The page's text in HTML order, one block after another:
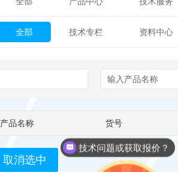
Echelon Biosciences Verichem
Affinity Biologicals Kingfisher
Berry & Associates
LGC Maine Standards Biolife
配送方式 售后服务 技术
全部 技术专栏 资料中心
产品名称 货号
取消选中
技术问题或获取报价？